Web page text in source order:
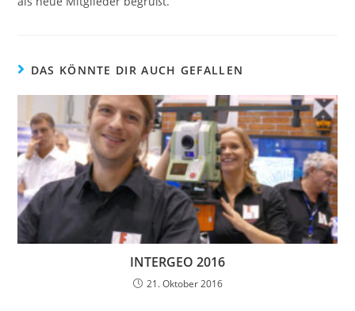
DAS KÖNNTE DIR AUCH GEFALLEN
INTERGEO 2016
21. Oktober 2016